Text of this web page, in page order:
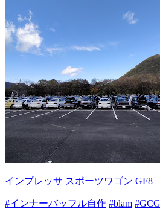
インプレッサ スポーツワゴン GF8
#インナーバッフル自作 #blam